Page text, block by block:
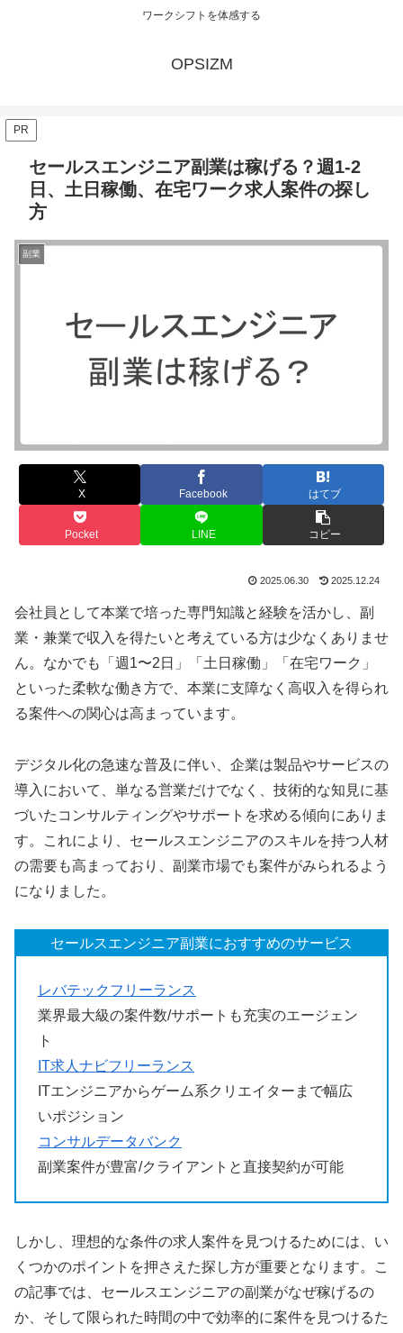
ワークシフトを体感する
OPSIZM
PR
セールスエンジニア副業は稼げる？週1-2
日、土日稼働、在宅ワーク求人案件の探し
方
副業
X Facebook はてブ
Pocket LINE コピー
2025.06.30 2025.12.24
会社員として本業で培った専門知識と経験を活かし、副
業・兼業で収入を得たいと考えている方は少なくありませ
ん。なかでも「週1〜2日」「土日稼働」「在宅ワーク」
といった柔軟な働き方で、本業に支障なく高収入を得られ
る案件への関心は高まっています。
デジタル化の急速な普及に伴い、企業は製品やサービスの
導入において、単なる営業だけでなく、技術的な知見に基
づいたコンサルティングやサポートを求める傾向にありま
す。これにより、セールスエンジニアのスキルを持つ人材
の需要も高まっており、副業市場でも案件がみられるよう
になりました。
セールスエンジニア副業におすすめのサービス
レバテックフリーランス
業界最大級の案件数/サポートも充実のエージェン
ト
IT求人ナビフリーランス
ITエンジニアからゲーム系クリエイターまで幅広
いポジション
コンサルデータバンク
副業案件が豊富/クライアントと直接契約が可能
しかし、理想的な条件の求人案件を見つけるためには、い
くつかのポイントを押さえた探し方が重要となります。こ
の記事では、セールスエンジニアの副業がなぜ稼げるの
か、そして限られた時間の中で効率的に案件を見つけるた